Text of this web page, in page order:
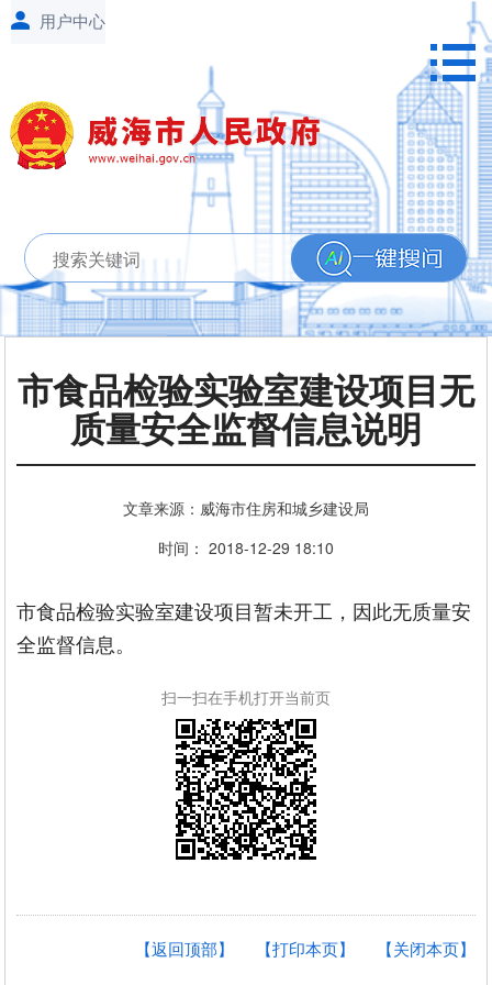
市食品检验实验室建设项目无
质量安全监督信息说明
文章来源：威海市住房和城乡建设局
时间： 2018-12-29 18:10
市食品检验实验室建设项目暂未开工，因此无质量安
全监督信息。
扫一扫在手机打开当前页
【关闭本页】
【打印本页】
【返回顶部】